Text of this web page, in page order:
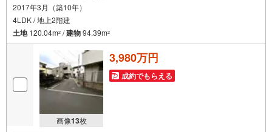
2017年3月（築10年）
4LDK / 地上2階建
土地120.04m2 /建物94.39m2
画像13枚
3,980万円
成約でもらえる